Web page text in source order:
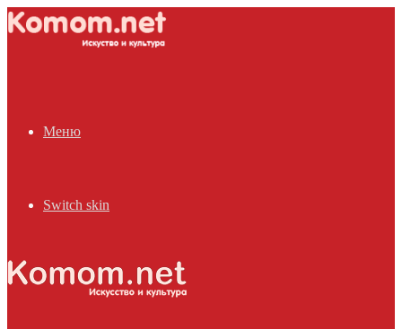
Меню
Switch skin